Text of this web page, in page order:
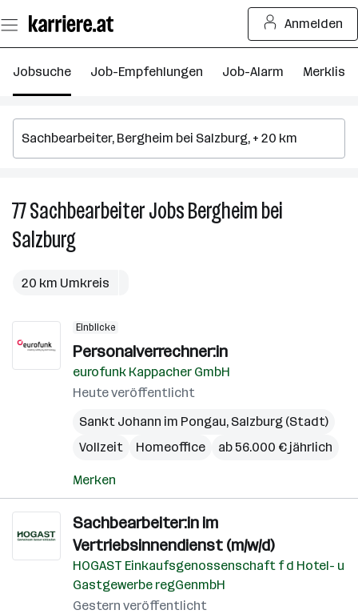
Seiteninhalt
springen
Anmelden
Jobsuche Job-Empfehlungen Job-Alarm Merkliste
77SachbearbeiterJobsBergheim bei
Salzburg
20 km Umkreis
Einblicke
Personalverrechner:in
eurofunk Kappacher GmbH
Heute veröffentlicht
Sankt Johann im Pongau, Salzburg (Stadt)
Vollzeit
Homeoffice ab 56.000 € jährlich
Merken
Sachbearbeiter:in im
Vertriebsinnendienst (m/w/d)
HOGAST Einkaufsgenossenschaft f d Hotel- u
Gastgewerbe regGenmbH
Gestern veröffentlicht